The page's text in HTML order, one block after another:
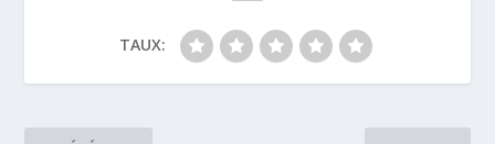
TAUX: